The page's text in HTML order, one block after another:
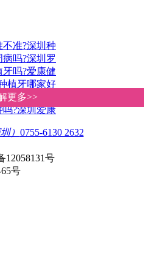
更多>>
更多>>
准?深圳种
吗?深圳罗
吗?爱康健
植牙哪家好
颗?爱康健
?深圳爱康
） 0755-6130 2632
12058131号
号